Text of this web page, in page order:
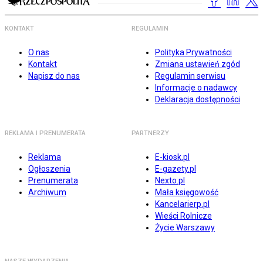
KONTAKT
O nas
Kontakt
Napisz do nas
REGULAMIN
Polityka Prywatności
Zmiana ustawień zgód
Regulamin serwisu
Informacje o nadawcy
Deklaracja dostępności
REKLAMA I PRENUMERATA
Reklama
Ogłoszenia
Prenumerata
Archiwum
PARTNERZY
E-kiosk.pl
E-gazety.pl
Nexto.pl
Mała księgowość
Kancelarierp.pl
Wieści Rolnicze
Życie Warszawy